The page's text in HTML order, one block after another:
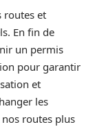
routes et
En fin de
un permis
pour garantir
et
les
routes plus